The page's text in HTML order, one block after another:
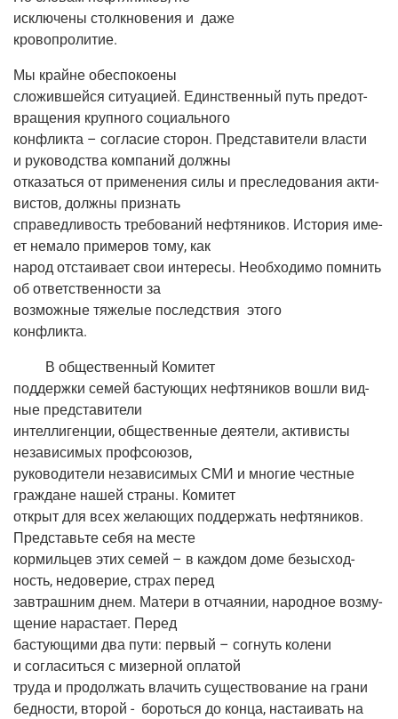
исклю­че­ны столк­но­ве­ния и даже
кровопролитие.
Мы крайне обеспокоены
сло­жив­шей­ся ситу­а­ци­ей. Един­ствен­ный путь предот­
вра­ще­ния круп­но­го социального
кон­флик­та – согла­сие сто­рон. Пред­ста­ви­те­ли вла­сти
и руко­вод­ства ком­па­ний должны
отка­зать­ся от при­ме­не­ния силы и пре­сле­до­ва­ния акти­
ви­стов, долж­ны признать
спра­вед­ли­вость тре­бо­ва­ний неф­тя­ни­ков. Исто­рия име­
ет нема­ло при­ме­ров тому, как
народ отста­и­ва­ет свои инте­ре­сы. Необ­хо­ди­мо пом­нить
об ответ­ствен­но­сти за
воз­мож­ные тяже­лые послед­ствия это­го
конфликта.
В обще­ствен­ный Коми­тет
под­держ­ки семей басту­ю­щих неф­тя­ни­ков вошли вид­
ные представители
интел­ли­ген­ции, обще­ствен­ные дея­те­ли, акти­ви­сты
неза­ви­си­мых профсоюзов,
руко­во­ди­те­ли неза­ви­си­мых СМИ и мно­гие чест­ные
граж­дане нашей стра­ны. Комитет
открыт для всех жела­ю­щих под­дер­жать неф­тя­ни­ков.
Пред­ставь­те себя на месте
кор­миль­цев этих семей – в каж­дом доме безыс­ход­
ность, недо­ве­рие, страх перед
зав­траш­ним днем. Мате­ри в отча­я­нии, народ­ное воз­му­
ще­ние нарас­та­ет. Перед
басту­ю­щи­ми два пути: пер­вый – согнуть коле­ни
и согла­сить­ся с мизер­ной оплатой
тру­да и про­дол­жать вла­чить суще­ство­ва­ние на гра­ни
бед­но­сти, вто­рой - бороть­ся до кон­ца, наста­и­вать на